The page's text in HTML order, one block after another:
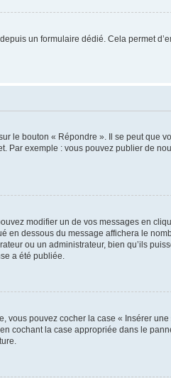
un formulaire dédié. Cela permet
le bouton « Répondre ». Il se peut que
Par exemple : vous pouvez publier de
modifier un de vos messages en
en dessous du message affichera le
ou un administrateur, bien qu’ils
a été publiée.
vous pouvez cocher la case « Insérer
cochant la case appropriée dans le